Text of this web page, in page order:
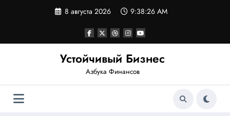
8 августа 2026 9:38:26 AM
Устойчивый Бизнес
Азбука Финансов